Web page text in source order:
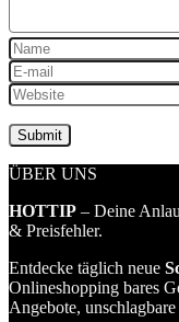
ÜBER UNS
HOTTIP – Deine
& Preisfehler.
Entdecke täglich neue
Onlineshopping bares
Angebote,